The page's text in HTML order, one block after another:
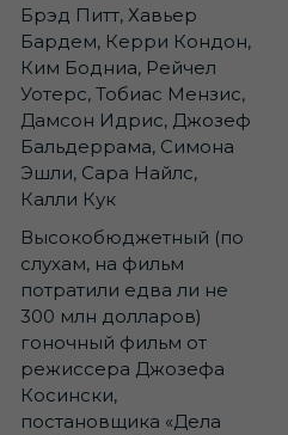
Брэд Питт, Хавьер
Бардем, Керри Кондон,
Ким Бодниа, Рейчел
Уотерс, Тобиас Мензис,
Дамсон Идрис, Джозеф
Бальдеррама, Симона
Эшли, Сара Найлс,
Калли Кук
Высокобюджетный (по
слухам, на фильм
потратили едва ли не
300 млн долларов)
гоночный фильм от
режиссера Джозефа
Косински,
постановщика «Дела